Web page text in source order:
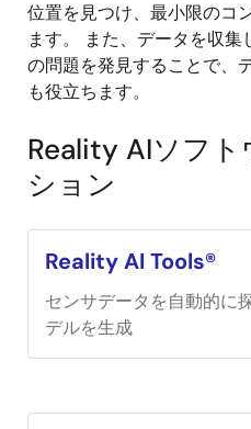
位置を見つけ、最小限のコ
ます。 また、データを収
の問題を発見することで、
も役立ちます。
Reality AIソフ
ション
Reality AI Tools®
センサデータを自動的に
デルを生成